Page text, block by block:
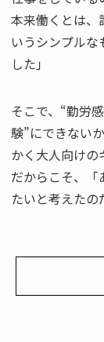
本来働くとは、
いうシンプル
した」
そこで、“勤労
験”にできない
かく大人向けの
だからこそ、「
たいと考えたの